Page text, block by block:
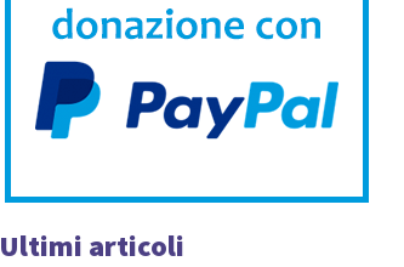
Ultimi articoli